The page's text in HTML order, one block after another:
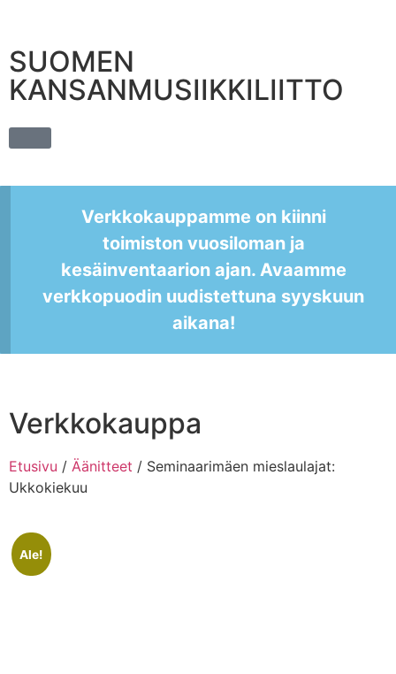
SUOMEN
KANSANMUSIIKKILIITTO
Verkkokauppamme on kiinni
toimiston vuosiloman ja
kesäinventaarion ajan. Avaamme
verkkopuodin uudistettuna syyskuun
aikana!
Verkkokauppa
Etusivu / Äänitteet / Seminaarimäen mieslaulajat:
Ukkokiekuu
Ale!